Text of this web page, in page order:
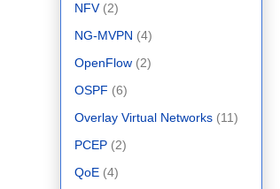
NFV (2)
NG-MVPN (4)
OpenFlow (2)
OSPF (6)
Overlay Virtual Networks (11)
PCEP (2)
QoE (4)